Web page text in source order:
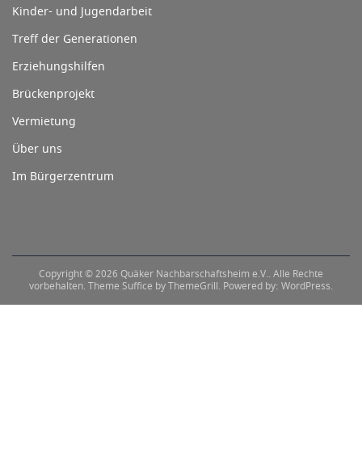
Kinder- und Jugendarbeit
Treff der Generationen
Erziehungshilfen
Brückenprojekt
Vermietung
Über uns
Im Bürgerzentrum
Copyright © 2026 Quäker Nachbarschaftsheim e.V.. Alle Rechte
vorbehalten. Theme Suffice by ThemeGrill. Powered by: WordPress.